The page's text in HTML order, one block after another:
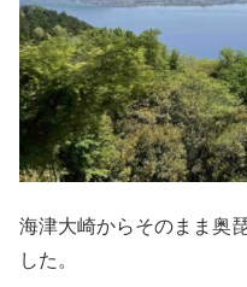
海津大崎からそのまま奥
した。